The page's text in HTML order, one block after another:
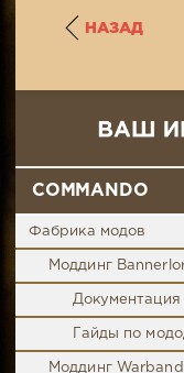
НАЗАД
COMMANDO
Фабрика модов
Моддинг
Документация
Гайды по
Моддинг Warband